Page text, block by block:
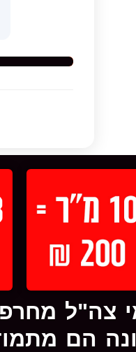
צה"ל
הם